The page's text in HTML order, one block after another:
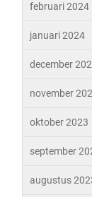
februari 2024
januari 2024
december
november
oktober 2023
september
augustus